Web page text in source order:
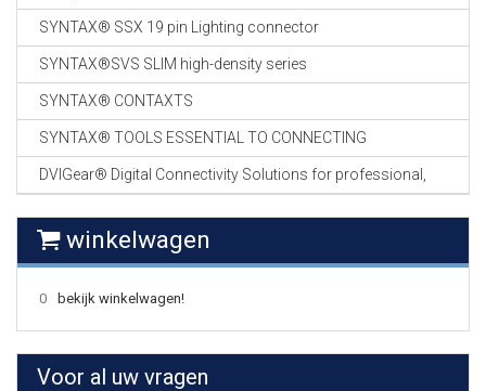
SYNTAX® SSX 19 pin Lighting connector
SYNTAX®SVS SLIM high-density series
SYNTAX® CONTAXTS
SYNTAX® TOOLS ESSENTIAL TO CONNECTING
DVIGear® Digital Connectivity Solutions for professional,
winkelwagen
0 bekijk winkelwagen!
Voor al uw vragen